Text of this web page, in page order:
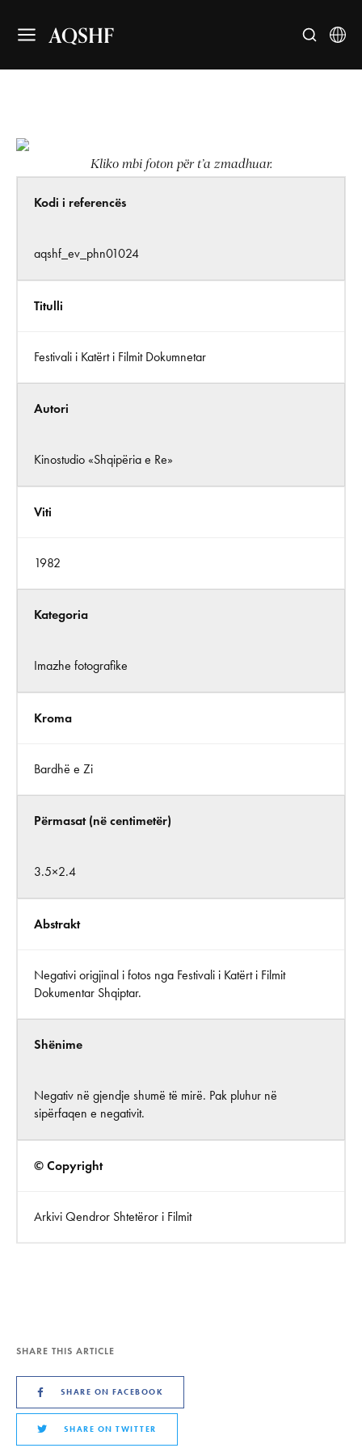
AQSHF
Kliko mbi foton për t’a zmadhuar.
Kodi i referencës
aqshf_ev_phn01024
Titulli
Festivali i Katërt i Filmit Dokumnetar
Autori
Kinostudio «Shqipëria e Re»
Viti
1982
Kategoria
Imazhe fotografike
Kroma
Bardhë e Zi
Përmasat (në centimetër)
3.5×2.4
Abstrakt
Negativi origjinal i fotos nga Festivali i Katërt i Filmit
Dokumentar Shqiptar.
Shënime
Negativ në gjendje shumë të mirë. Pak pluhur në
sipërfaqen e negativit.
© Copyright
Arkivi Qendror Shtetëror i Filmit
SHARE THIS ARTICLE
SHARE ON FACEBOOK
SHARE ON TWITTER